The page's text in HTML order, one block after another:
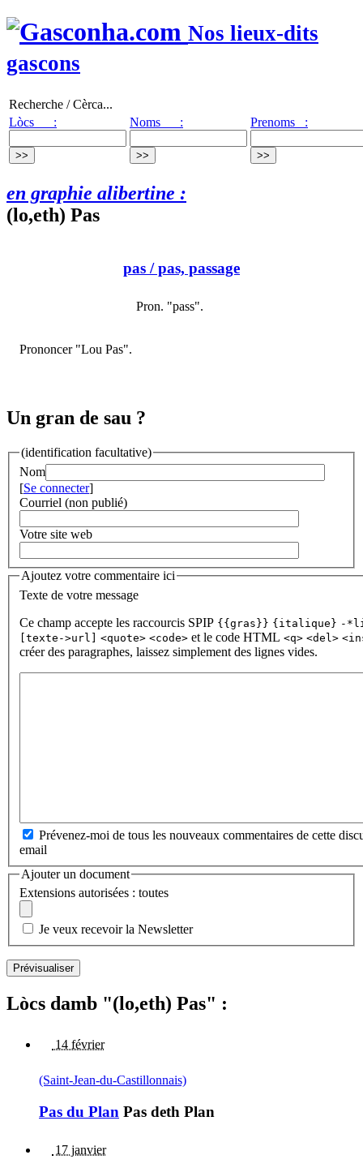
Nos lieux-dits
gascons
Recherche / Cèrca...
Lòcs :
Noms : Prenoms :
en graphie alibertine :
(lo,eth) Pas
pas / pas, passage
Pron. "pass".
Prononcer "Lou Pas".
Un gran de sau ?
(identification facultative)
Nom
[Se connecter]
Courriel (non publié)
Votre site web
Ajoutez votre commentaire ici
Texte de votre message
Ce champ accepte les raccourcis SPIP {{gras}} {italique} -
[texte->url] <quote> <code> et le code HTML <q> <del>
créer des paragraphes, laissez simplement des lignes vides.
Prévenez-moi de tous les nouveaux commentaires de cette
email
Ajouter un document
Extensions autorisées : toutes
Je veux recevoir la Newsletter
Lòcs damb "(lo,eth) Pas" :
14 février
(Saint-Jean-du-Castillonnais)
Pas du Plan Pas deth Plan
17 janvier